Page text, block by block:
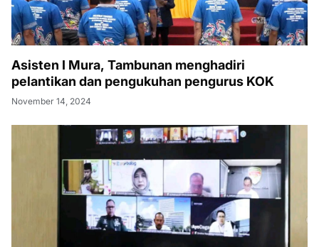
Asisten I Mura, Tambunan menghadiri
pelantikan dan pengukuhan pengurus KOK
November 14, 2024